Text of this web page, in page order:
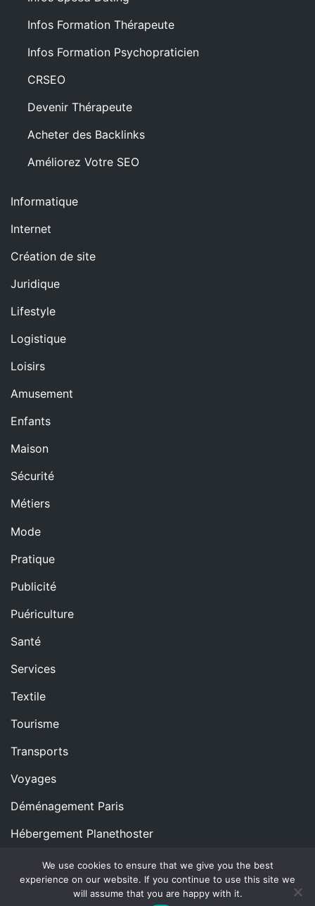
Infos Formation Thérapeute
Infos Formation Psychopraticien
CRSEO
Devenir Thérapeute
Acheter des Backlinks
Améliorez Votre SEO
Informatique
Internet
Création de site
Juridique
Lifestyle
Logistique
Loisirs
Amusement
Enfants
Maison
Sécurité
Métiers
Mode
Pratique
Publicité
Puériculture
Santé
Services
Textile
Tourisme
Transports
Voyages
Déménagement Paris
Hébergement Planethoster
Copyright © All rights reserved. Proudly powered by
We use cookies to ensure that we give you the best
experience on our website. If you continue to use this site we
will assume that you are happy with it.